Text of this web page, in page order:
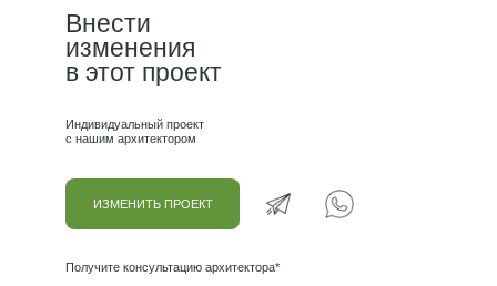
Индивидуальный проект
с нашим архитектором
ИЗМЕНИТЬ ПРОЕКТ
Получите консультацию архитектора*
Внести
изменения
в этот проект